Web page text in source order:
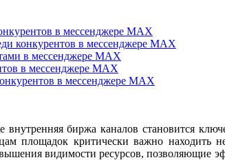
в мессенджере MAX
конкурентов в мессенджере MAX
в мессенджере MAX
в мессенджере MAX
в мессенджере MAX
биржа каналов становится
площадок критически важно находить
видимости ресурсов, позволяющие